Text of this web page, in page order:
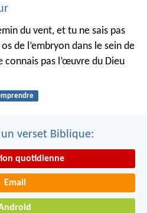
du vent, et tu ne sais pas
de l’embryon dans le sein de
connais pas l’œuvre du Dieu
verset Biblique:
quotidienne
Email